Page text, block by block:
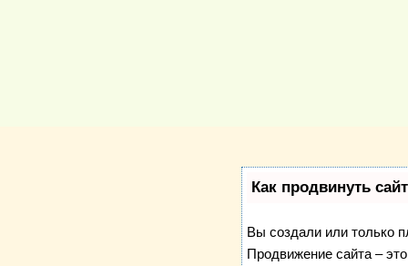
Как продвинуть
Вы создали или только
Продвижение сайта –